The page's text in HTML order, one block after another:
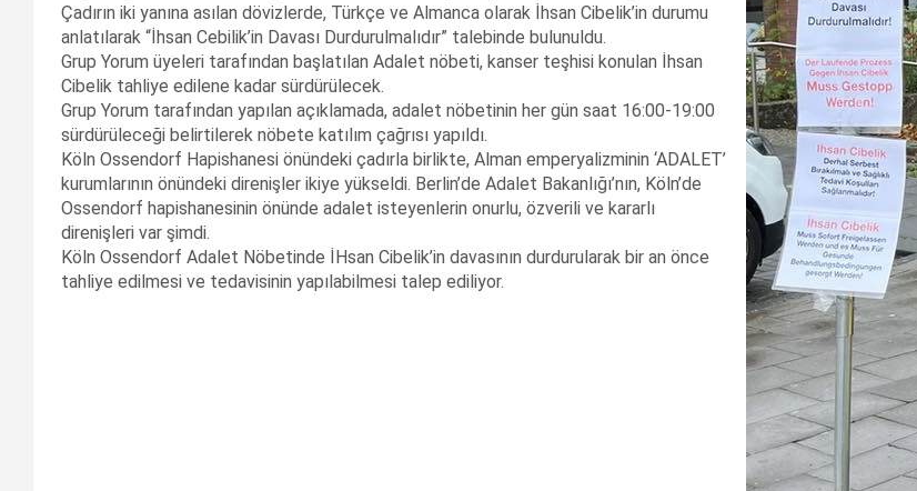
Çadırın iki yanına asılan dövizlerde, Türkçe ve Almanca olarak İhsan Cibelik’in durumu
anlatılarak “İhsan Cebilik’in Davası Durdurulmalıdır” talebinde bulunuldu.
Grup Yorum üyeleri tarafından başlatılan Adalet nöbeti, kanser teşhisi konulan İhsan
Cibelik tahliye edilene kadar sürdürülecek.
Grup Yorum tarafından yapılan açıklamada, adalet nöbetinin her gün saat 16:00-19:00
sürdürüleceği belirtilerek nöbete katılım çağrısı yapıldı.
Köln Ossendorf Hapishanesi önündeki çadırla birlikte, Alman emperyalizminin ‘ADALET’
kurumlarının önündeki direnişler ikiye yükseldi. Berlin’de Adalet Bakanlığı’nın, Köln’de
Ossendorf hapishanesinin önünde adalet isteyenlerin onurlu, özverili ve kararlı
direnişleri var şimdi.
Köln Ossendorf Adalet Nöbetinde İHsan Cibelik’in davasının durdurularak bir an önce
tahliye edilmesi ve tedavisinin yapılabilmesi talep ediliyor.